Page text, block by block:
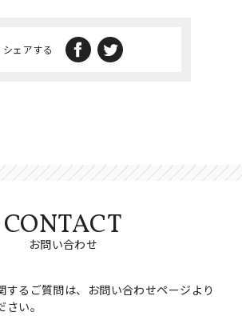
シェアする
CONTACT
お問い合わせ
するご質問は、お問い合わせページより
い。